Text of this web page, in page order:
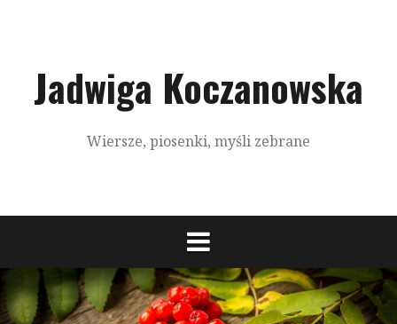
Jadwiga Koczanowska
Wiersze, piosenki, myśli zebrane